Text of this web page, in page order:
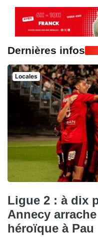
Dernières infos
Locales
Ligue 2 : à dix
Annecy
héroïque à Pau